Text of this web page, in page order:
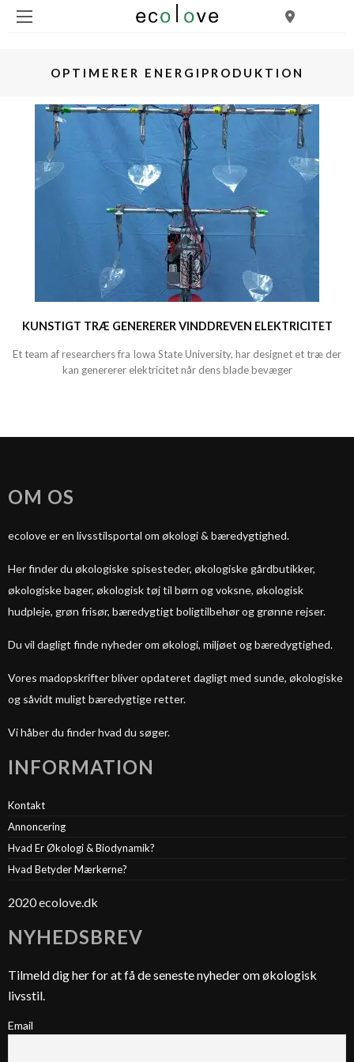
OPTIMERER ENERGIPRODUKTION
KUNSTIGT TRÆ GENERERER VINDDREVEN ELEKTRICITET
Et team af researchers fra Iowa State University, har designet et træ der
kan genererer elektricitet når dens blade bevæger
OM OS
ecolove er en livsstilsportal om økologi & bæredygtighed.
Her finder du økologiske spisesteder, økologiske gårdbutikker,
økologiske bager, økologisk tøj til børn og voksne, økologisk
hudpleje, grøn frisør, bæredygtigt boligtilbehør og grønne rejser.
Du vil dagligt finde nyheder om økologi, miljøet og bæredygtighed.
Vores madopskrifter bliver opdateret dagligt med sunde, økologiske
og såvidt muligt bæredygtige retter.
Vi håber du finder hvad du søger.
INFORMATION
Kontakt
Annoncering
Hvad Er Økologi & Biodynamik?
Hvad Betyder Mærkerne?
2020 ecolove.dk
NYHEDSBREV
Tilmeld dig her for at få de seneste nyheder om økologisk
livsstil.
Email